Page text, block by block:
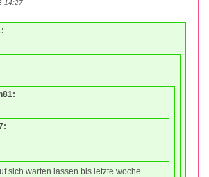
14:27
sich warten lassen bis letzte woche.